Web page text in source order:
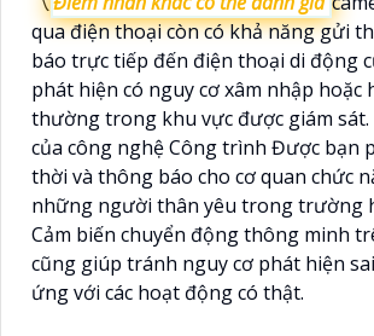
qua điện thoại còn có khả năng gửi
báo trực tiếp đến điện thoại di động
phát hiện có nguy cơ xâm nhập hoặc
thường trong khu vực được giám
của công nghệ Công trình Được bạn
thời và thông báo cho cơ quan chức
những người thân yêu trong trường
Cảm biến chuyển động thông minh
cũng giúp tránh nguy cơ phát hiện
ứng với các hoạt động có thật.